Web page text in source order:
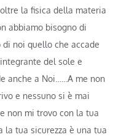
la fisica della materia
abbiamo bisogno di
di noi quello che accade
del sole e
anche a Noi……A me non
e nessuno si è mai
non mi trovo con la tua
la tua sicurezza è una tua